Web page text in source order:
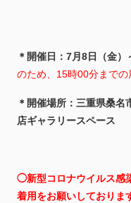
＊開催日：7月8日（金）
のため、15時00分までの
＊開催場所：三重県桑
店ギャラリースペース
◯新型コロナウイルス感
着用をお願いしておりま